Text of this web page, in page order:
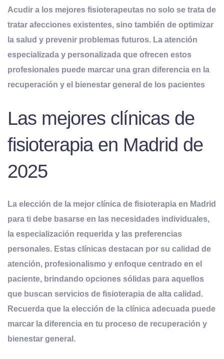
Acudir a los mejores fisioterapeutas no solo se trata de
tratar afecciones existentes, sino también de optimizar
la salud y prevenir problemas futuros. La atención
especializada y personalizada que ofrecen estos
profesionales puede marcar una gran diferencia en la
recuperación y el bienestar general de los pacientes
Las mejores clínicas de
fisioterapia en Madrid de
2025
La elección de la mejor clínica de fisioterapia en Madrid
para ti debe basarse en las necesidades individuales,
la especialización requerida y las preferencias
personales. Estas clínicas destacan por su calidad de
atención, profesionalismo y enfoque centrado en el
paciente, brindando opciones sólidas para aquellos
que buscan servicios de fisioterapia de alta calidad.
Recuerda que la elección de la clínica adecuada puede
marcar la diferencia en tu proceso de recuperación y
bienestar general.